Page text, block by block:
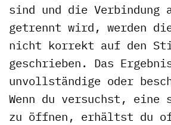
sind und die Verbindung
getrennt wird, werden
nicht korrekt auf den
geschrieben. Das
unvollständige oder
Wenn du versuchst, eine
zu öffnen, erhältst du